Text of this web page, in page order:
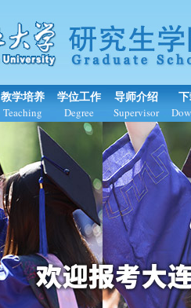
教学培养
Teaching
学位工作
Degree
导师介绍
Supervisor